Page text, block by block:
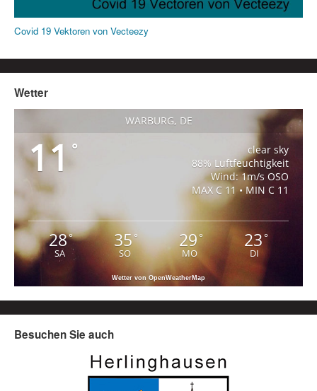
Covid 19 Vektoren von Vecteezy
Wetter
WARBURG, DE
11°
clear sky
88% Luftfeuchtigkeit
Wind: 1m/s OSO
MAX C 11 • MIN C 11
28°
SA
35°
SO
29°
MO
23°
DI
Wetter von OpenWeatherMap
Besuchen Sie auch